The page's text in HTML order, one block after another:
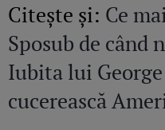
Citeşte şi: Ce
Sposub de când
Iubita lui George
cucerească